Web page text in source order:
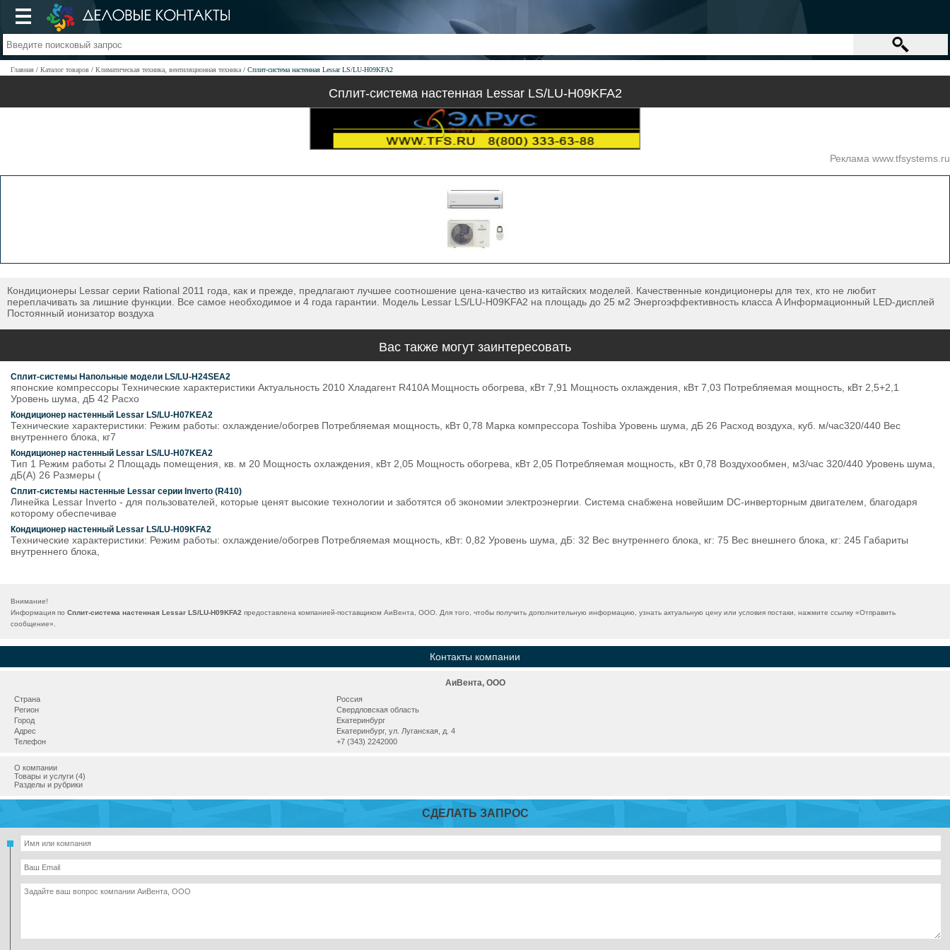
Главная Каталог товаров Климатическая техника, вентиляционная техника Сплит-система настенная Lessar LS/LU-H09KFA2
Сплит-система настенная Lessar LS/LU-H09KFA2
Реклама www.tfsystems.ru
Кондиционеры Lessar серии Rational 2011 года, как и прежде, предлагают лучшее соотношение цена-качество из китайских моделей. Качественные кондиционеры для тех, кто не любит
переплачивать за лишние функции. Все самое необходимое и 4 года гарантии. Модель Lessar LS/LU-H09KFA2 на площадь до 25 м2 Энергоэффективность класса A Информационный LED-дисплей
Постоянный ионизатор воздуха
Вас также могут заинтересовать
Сплит-системы Напольные модели LS/LU-H24SEA2
японские компрессоры Технические характеристики Актуальность 2010 Хладагент R410A Мощность обогрева, кВт 7,91 Мощность охлаждения, кВт 7,03 Потребляемая мощность, кВт 2,5+2,1
Уровень шума, дБ 42 Расхо
Кондиционер настенный Lessar LS/LU-H07KEA2
Технические характеристики: Режим работы: охлаждение/обогрев Потребляемая мощность, кВт 0,78 Марка компрессора Toshiba Уровень шума, дБ 26 Расход воздуха, куб. м/час320/440 Вес
внутреннего блока, кг7
Кондиционер настенный Lessar LS/LU-H07KEA2
Тип 1 Режим работы 2 Площадь помещения, кв. м 20 Мощность охлаждения, кВт 2,05 Мощность обогрева, кВт 2,05 Потребляемая мощность, кВт 0,78 Воздухообмен, м3/час 320/440 Уровень шума,
дБ(А) 26 Размеры (
Сплит-системы настенные Lessar серии Inverto (R410)
Линейка Lessar Inverto - для пользователей, которые ценят высокие технологии и заботятся об экономии электроэнергии. Система снабжена новейшим DC-инверторным двигателем, благодаря
которому обеспечивае
Кондиционер настенный Lessar LS/LU-H09KFA2
Технические характеристики: Режим работы: охлаждение/обогрев Потребляемая мощность, кВт: 0,82 Уровень шума, дБ: 32 Вес внутреннего блока, кг: 75 Вес внешнего блока, кг: 245 Габариты
внутреннего блока,
Внимание!
Информация по Сплит-система настенная Lessar LS/LU-H09KFA2 предоставлена компанией-поставщиком АиВента, ООО. Для того, чтобы получить дополнительную информацию, узнать актуальную цену или условия постаки, нажмите ссылку «Отправить
сообщение».
Контакты компании
АиВента, ООО
Страна
Россия
Регион
Свердловская область
Город
Екатеринбург
Адрес
Екатеринбург, ул. Луганская, д. 4
Телефон
+7 (343) 2242000
О компании
Товары и услуги (4)
Разделы и рубрики
СДЕЛАТЬ ЗАПРОС